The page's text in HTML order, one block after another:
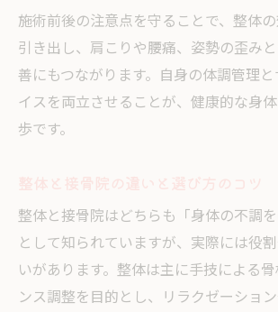
施術前後の注意点を守ることで、整体
引き出し、肩こりや腰痛、姿勢の歪み
善にもつながります。自身の体調管理
イスを両立させることが、健康的な身
歩です。
整体と接骨院はどちらも「身体の不調を
として知られていますが、実際には役
いがあります。整体は主に手技による
ンス調整を目的とし、リラクゼーショ